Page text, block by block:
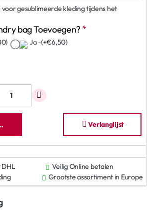
gesublimeerde kleding tijdens het
bag Toevoegen?
Ja -(+€6,50)
Verlanglijst
Veilig Online betalen
Grootste assortiment in Europe